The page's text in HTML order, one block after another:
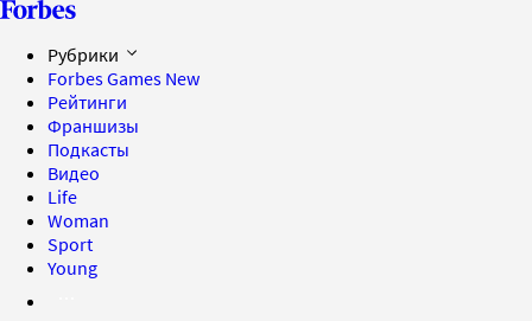
Рубрики
Forbes Games New
Рейтинги
Франшизы
Подкасты
Видео
Life
Woman
Sport
Young